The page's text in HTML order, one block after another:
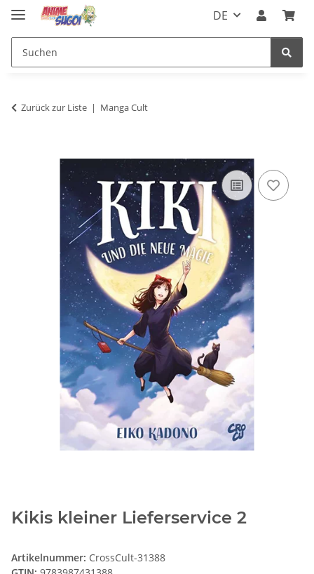
DE
Zurück zur Liste Manga Cult
Kikis kleiner Lieferservice 2
Artikelnummer: CrossCult-31388